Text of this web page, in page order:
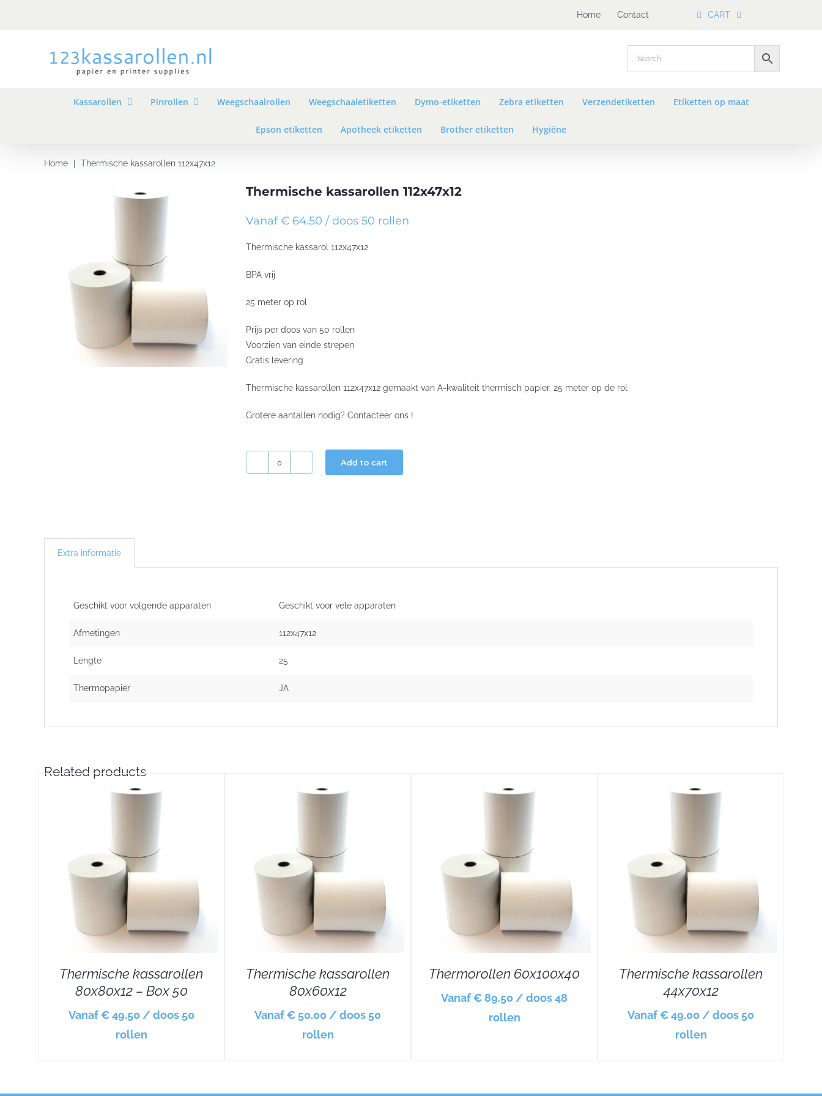
Home Contact CART
Kassarollen Pinrollen Weegschaalrollen Weegschaaletiketten Dymo-etiketten Zebra etiketten Verzendetiketten Etiketten op maat
Epson etiketten Apotheek etiketten Brother etiketten Hygiëne
Home Thermische kassarollen 112x47x12
Thermische kassarollen 112x47x12
Vanaf € 64.50 / doos 50 rollen
Thermische kassarol 112x47x12
BPA vrij
25 meter op rol
Prijs per doos van 50 rollen
Voorzien van einde strepen
Gratis levering
Thermische kassarollen 112x47x12 gemaakt van A-kwaliteit thermisch papier. 25 meter op de rol
Grotere aantallen nodig? Contacteer ons !
Thermische
Add to cart
Extra informatie
Geschikt voor volgende apparaten Geschikt voor vele apparaten
Afmetingen 112x47x12
Lengte 25
Thermopapier JA
Related products
Thermische kassarollen
80x80x12 – Box 50
Vanaf € 49.50 / doos 50
rollen
DETAILS
Thermische kassarollen
80x60x12
Vanaf € 50.00 / doos 50
rollen
DETAILS
Thermorollen 60x100x40
Vanaf € 89.50 / doos 48
rollen
DETAILS
Thermische kassarollen
44x70x12
Vanaf € 49.00 / doos 50
rollen